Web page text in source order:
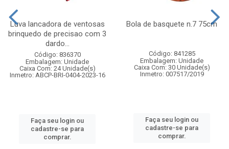
Luva lancadora de ventosas
brinquedo de precisao com 3
dardo...
Código: 836370
Embalagem: Unidade
Caixa Com: 24 Unidade(s)
Inmetro: ABCP-BRI-0404-2023-16
Faça seu login ou
cadastre-se para
comprar.
Bola de basquete n.7 75cm
Código: 841285
Embalagem: Unidade
Caixa Com: 30 Unidade(s)
Inmetro: 007517/2019
Faça seu login ou
cadastre-se para
comprar.